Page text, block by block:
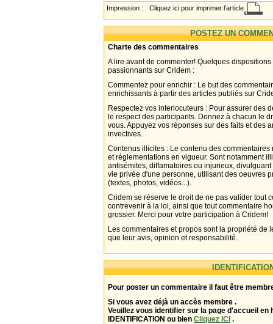
Impression : Cliquez ici pour imprimer l'article
POSTEZ UN
Charte des commentaires
A lire avant de commenter! Quelques
passionnants sur Cridem :
Commentez pour enrichir : Le but des
enrichissants à partir des articles publiés sur
Respectez vos interlocuteurs : Pour assurer des
le respect des participants. Donnez à chacun le
vous. Appuyez vos réponses sur des faits et des
invectives.
Contenus illicites : Le contenu des
et réglementations en vigueur. Sont notamment
antisémites, diffamatoires ou injurieux,
vie privée d'une personne, utilisant des oeuvres
(textes, photos, vidéos...).
Cridem se réserve le droit de ne pas valider tout
contrevenir à la loi, ainsi que tout commentaire
grossier. Merci pour votre participation à Cridem!
Les commentaires et propos sont la propriété de
que leur avis, opinion et responsabilité.
Pour poster un commentaire il faut être
Si vous avez déjà un accès membre .
Veuillez vous identifier sur la page d'accueil en
IDENTIFICATION ou bien Cliquez ICI .